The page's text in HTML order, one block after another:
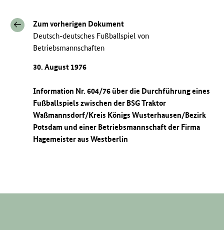
Zum vorherigen Dokument
Deutsch-deutsches Fußballspiel von
Betriebsmannschaften
30. August 1976
Information Nr. 604/76 über die Durchführung eines
Fußballspiels zwischen der BSGTraktor
Waßmannsdorf/Kreis Königs Wusterhausen/Bezirk
Potsdam und einer Betriebsmannschaft der Firma
Hagemeister aus Westberlin